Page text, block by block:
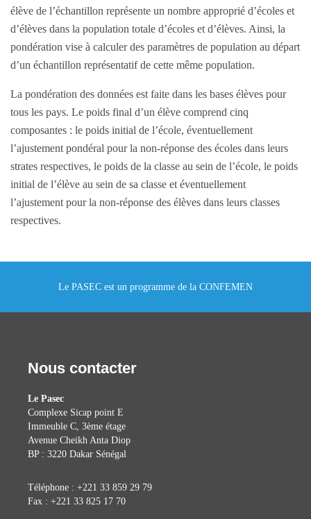
élève de l’échantillon représente un nombre approprié d’écoles et
d’élèves dans la population totale d’écoles et d’élèves. Ainsi, la
pondération vise à calculer des paramètres de population au départ
d’un échantillon représentatif de cette même population.
La pondération des données est faite dans les bases élèves pour
tous les pays. Le poids final d’un élève comprend cinq
composantes : le poids initial de l’école, éventuellement
l’ajustement pondéral pour la non-réponse des écoles dans leurs
strates respectives, le poids de la classe au sein de l’école, le poids
initial de l’élève au sein de sa classe et éventuellement
l’ajustement pour la non-réponse des élèves dans leurs classes
respectives.
Le PASEC est un programme de la CONFEMEN
Nous contacter
Le Pasec
Complexe Sicap point E
Immeuble C, 3ème étage
Avenue Cheikh Anta Diop
BP : 3220 Dakar Sénégal
Téléphone : +221 33 859 29 79
Fax : +221 33 825 17 70